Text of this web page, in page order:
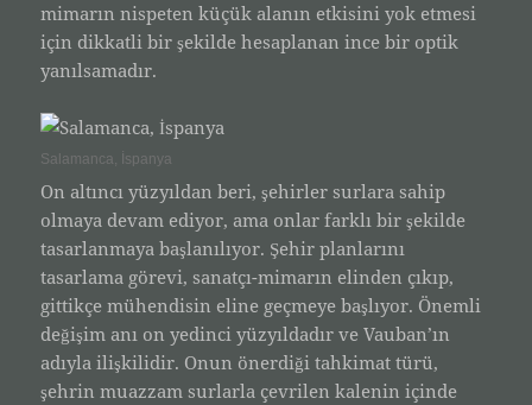
mimarın nispeten küçük alanın etkisini yok etmesi
için dikkatli bir şekilde hesaplanan ince bir optik
yanılsamadır.
Salamanca, İspanya
On altıncı yüzyıldan beri, şehirler surlara sahip
olmaya devam ediyor, ama onlar farklı bir şekilde
tasarlanmaya başlanılıyor. Şehir planlarını
tasarlama görevi, sanatçı-mimarın elinden çıkıp,
gittikçe mühendisin eline geçmeye başlıyor. Önemli
değişim anı on yedinci yüzyıldadır ve Vauban’ın
adıyla ilişkilidir. Onun önerdiği tahkimat türü,
şehrin muazzam surlarla çevrilen kalenin içinde